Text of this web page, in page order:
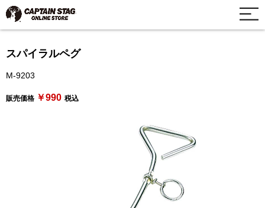
スパイラルペグ
M-9203
販売価格 ￥990 税込